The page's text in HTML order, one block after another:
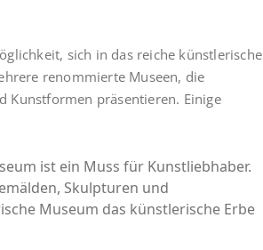
sich in das reiche künstlerische
renommierte Museen, die
Kunstformen präsentieren. Einige
ist ein Muss für Kunstliebhaber.
Skulpturen und
Museum das künstlerische Erbe